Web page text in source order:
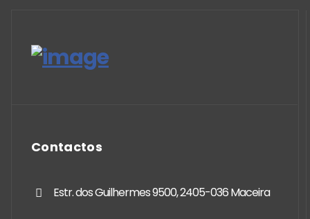
Contactos
Estr. dos Guilhermes 9500, 2405-036 Maceira